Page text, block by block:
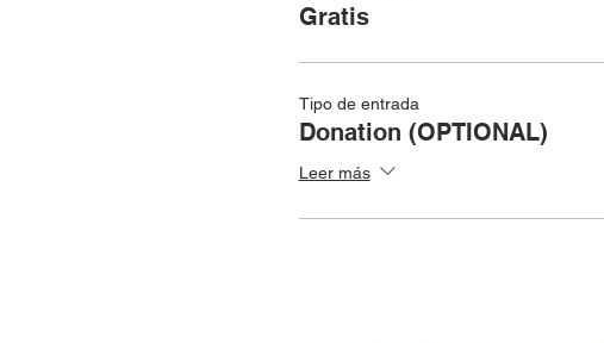
Gratis
Tipo de entrada
Donation (OPTIONAL)
Leer más